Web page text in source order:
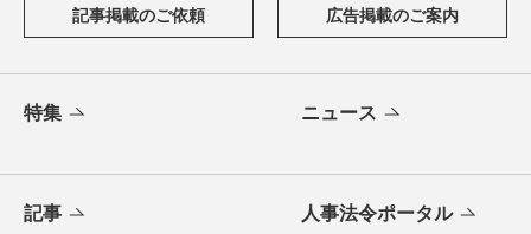
記事掲載のご依頼 広告掲載のご案内
特集 ニュース
記事 人事法令ポータル